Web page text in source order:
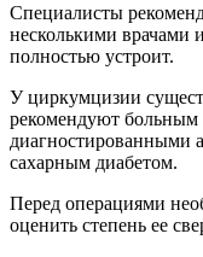
Специалисты
несколькими врачами
полностью устроит.
У циркумцизии
рекомендуют больным
диагностированными
сахарным диабетом.
Перед операциями
оценить степень ее